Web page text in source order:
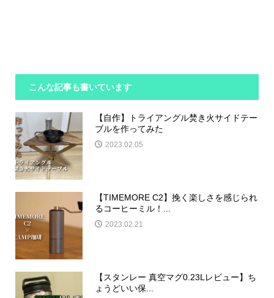
こんな記事も書いています
【自作】トライアングル焚き火サイドテー
ブルを作ってみた
2023.02.05
【TIMEMORE C2】挽く楽しさを感じられ
るコーヒーミル！...
2023.02.21
【スタンレー 真空マグ0.23Lレビュー】ち
ょうどいい保...